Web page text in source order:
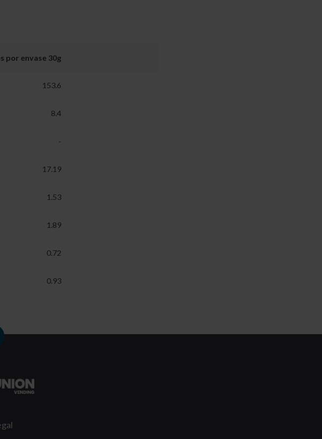
por envase 30g
153.6
8.4
-
17.19
1.53
1.89
0.72
0.93